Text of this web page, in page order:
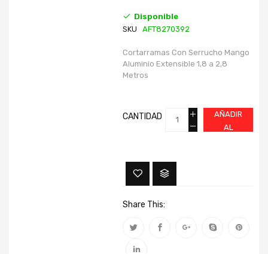
Disponible
SKU
AFT8270392
Cortarramas Con Serrucho Mango
Aluminio Extensible 1,8 a 2,8
Metros
CANTIDAD
AÑADIR
AL
Share This: